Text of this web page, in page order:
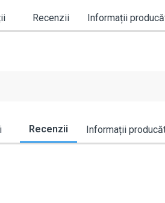
Recenzii Informații
Recenzii Informații